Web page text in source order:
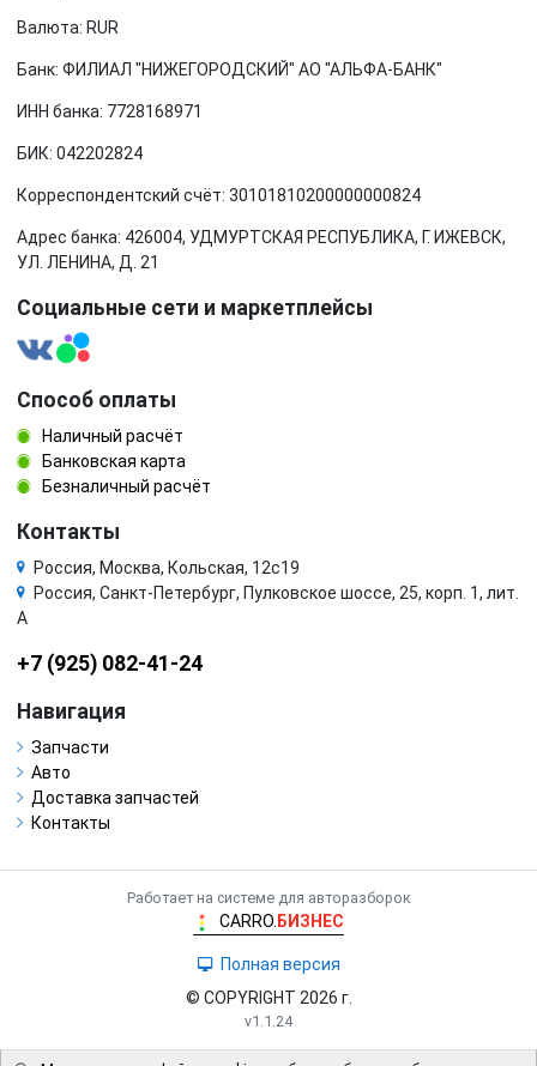
Валюта: RUR
Банк: ФИЛИАЛ "НИЖЕГОРОДСКИЙ" АО "АЛЬФА-БАНК"
ИНН банка: 7728168971
БИК: 042202824
Корреспондентский счёт: 30101810200000000824
Адрес банка: 426004, УДМУРТСКАЯ РЕСПУБЛИКА, Г. ИЖЕВСК,
УЛ. ЛЕНИНА, Д. 21
Социальные сети и маркетплейсы
Способ оплаты
Наличный расчёт
Банковская карта
Безналичный расчёт
Контакты
Россия, Москва, Кольская, 12с19
Россия, Санкт-Петербург, Пулковское шоссе, 25, корп. 1, лит.
А
+7 (925) 082-41-24
Навигация
Запчасти
Авто
Доставка запчастей
Контакты
Работает на системе для авторазборок
CARRO. БИЗНЕС
Полная версия
© COPYRIGHT 2026 г.
v1.1.24